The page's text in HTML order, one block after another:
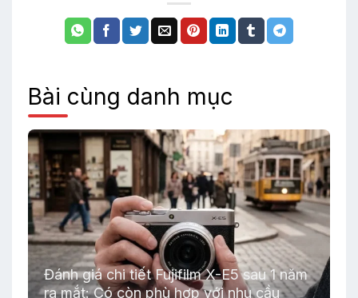
Bài cùng danh mục
Đánh giá chi tiết Fujifilm X-E5 sau 1 năm
ra mắt: Có còn phù hợp với nhu cầu